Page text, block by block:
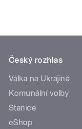
Český rozhlas
Válka na Ukrajině
Komunální volby
Stanice
eShop